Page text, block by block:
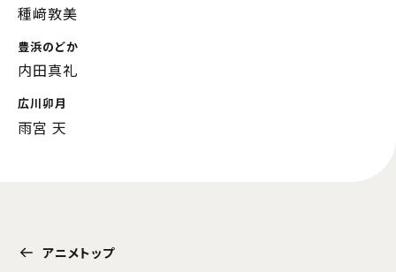
種﨑敦美
豊浜のどか
内田真礼
広川卯月
雨宮 天
アニメトップ